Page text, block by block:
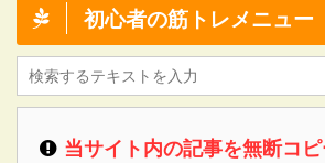
初心者の筋トレメニュー
当サイト内の記事を無断コ